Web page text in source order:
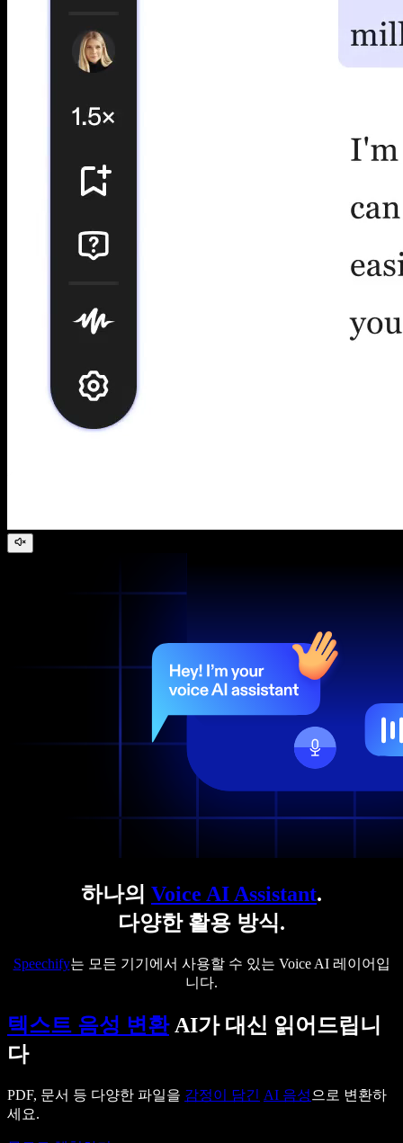
하나의 Voice AI Assistant.
다양한 활용 방식.
Speechify는 모든 기기에서 사용할 수 있는 Voice AI 레이어입
니다.
텍스트 음성 변환AI가 대신 읽어드립니
다
PDF, 문서 등 다양한 파일을 감정이 담긴 AI 음성 으로 변환하
세요.